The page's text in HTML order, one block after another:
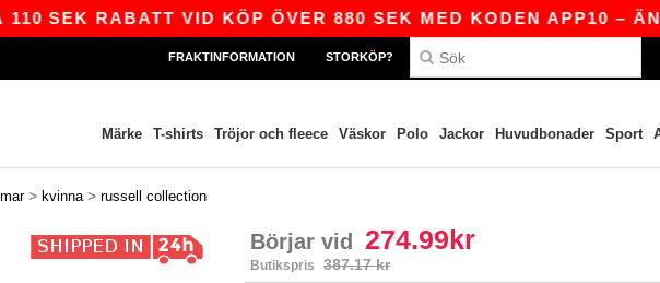
RABATT VID KÖP ÖVER 880 SEK MED KODEN APP10 – ÄNNU
FRAKTINFORMATION STORKÖP?
Märke T-shirts Tröjor och fleece Väskor Polo Jackor Huvudbonader Sport
> kvinna > russell collection
Börjar vid 274.99kr
Butikspris 387.17 kr